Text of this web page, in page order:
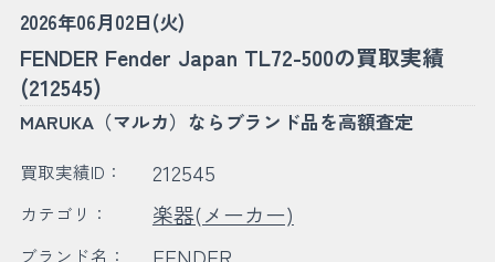
2026年06月02日(火)
FENDER Fender Japan TL72-500の買取実績
(212545)
MARUKA（マルカ）ならブランド品を高額査定
買取実績ID： 212545
カテゴリ： 楽器(メーカー)
ブランド名： FENDER